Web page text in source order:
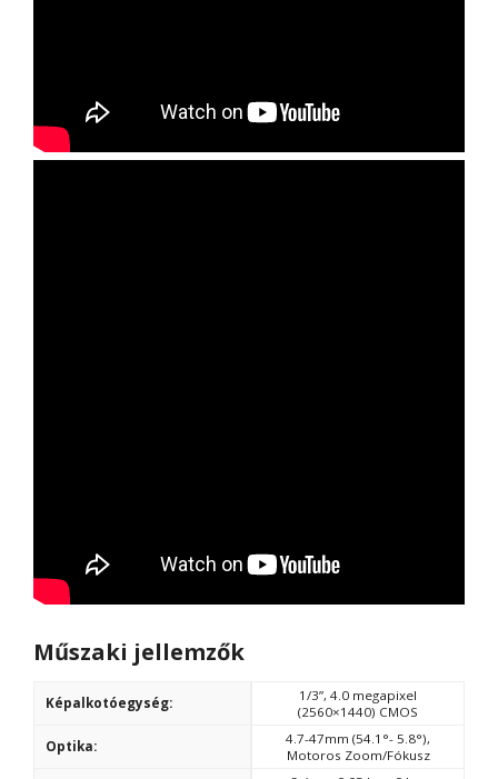
Műszaki jellemzők
Képalkotóegység:
1/3”, 4.0 megapixel
(2560×1440) CMOS
Optika:
4.7-47mm (54.1°- 5.8°),
Motoros Zoom/Fókusz